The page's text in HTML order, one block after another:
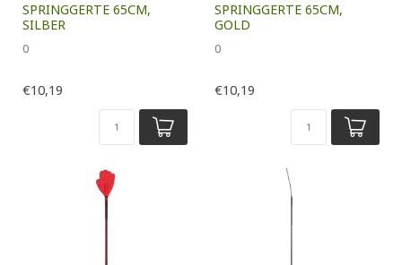
SPRINGGERTE 65CM,
SILBER
0
€10,19
SPRINGGERTE 65CM,
GOLD
0
€10,19